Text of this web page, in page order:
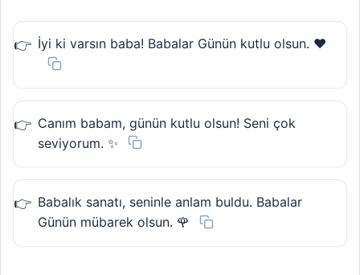
İyi ki varsın baba! Babalar Günün kutlu olsun. ❤️
Canım babam, günün kutlu olsun! Seni çok
seviyorum. ✨
Babalık sanatı, seninle anlam buldu. Babalar
Günün mübarek olsun. 🌹